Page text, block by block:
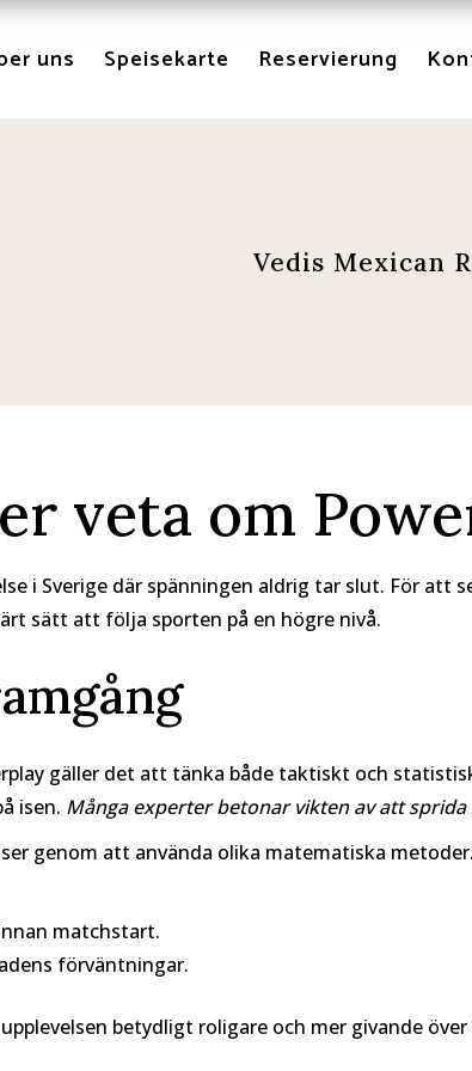
uns Speisekarte Reservierung
Vedis Mexican
veta om
i Sverige där spänningen aldrig tar slut. För
sätt att följa sporten på en högre nivå.
gäller det att tänka både taktiskt och
isen. Många experter betonar vikten av att
genom att använda olika matematiska
matchstart.
förväntningar.
betydligt roligare och mer givande